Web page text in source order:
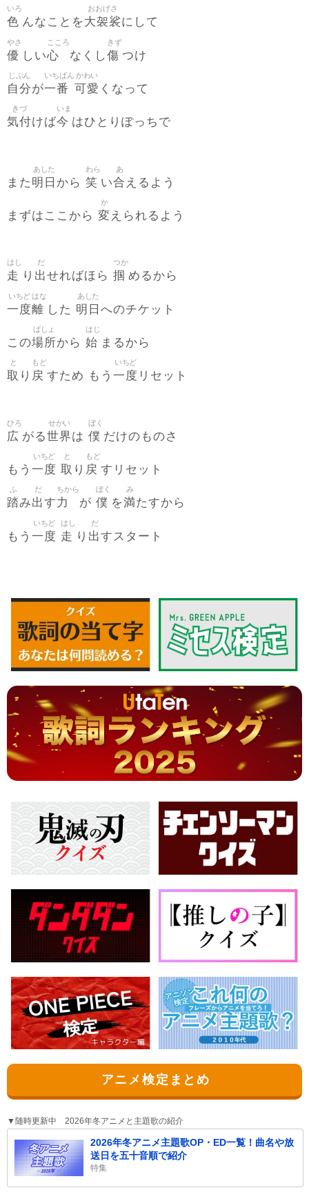
色
いろ
んなことを大袈裟
おおげさ
にして
優
やさ
しい心
こころ
なくし傷
きず
つけ
自分
じぶん
が一番
いちばん
可愛
かわい
くなって
気付
きづ
けば今
いま
はひとりぽっちで
また 明日
あした
から 笑
わら
い合
あ
えるよう
まずはここから 変
か
えられるよう
走
はし
り 出
だ
せればほら 掴
つか
めるから
一度
いちど
離
はな
した 明日
あした
へのチケット
この場所
ばしょ
から 始
はじ
まるから
取
と
り 戻
もど
すため もう 一度
いちど
リセット
広
ひろ
がる世界
せかい
は 僕
ぼく
だけのものさ
もう 一度
いちど
取
と
り 戻
もど
すリセット
踏
ふ
み出
だ
す力
ちから
が 僕
ぼく
を満
み
たすから
もう 一度
いちど
走
はし
り 出
だ
すスタート
アニメ検定まとめ
▼随時更新中 2026年冬アニメと主題歌の紹介
2026年冬アニメ主題歌OP・ED一覧！曲名や放
送日を五十音順で紹介
特集